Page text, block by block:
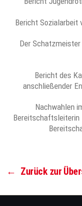
Bericht Sozialarbeit
Der
Bericht des
anschließender
Nachwahlen
Bereitschaftsleiterin
← Zurück zur